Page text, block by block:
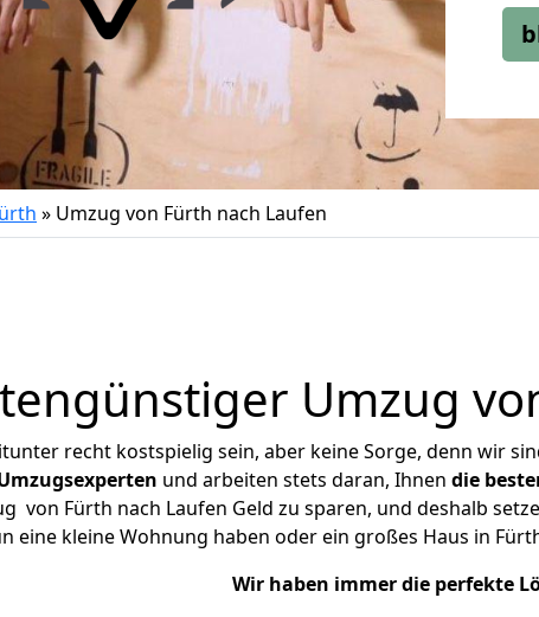
» Umzug von Fürth nach Laufen
Umzug
recht kostspielig sein, aber keine Sorge, denn wir
und arbeiten stets daran, Ihnen die
von Fürth nach Laufen Geld zu sparen, und deshalb
eine kleine Wohnung haben oder ein großes Haus in
Wir haben immer die perfekte